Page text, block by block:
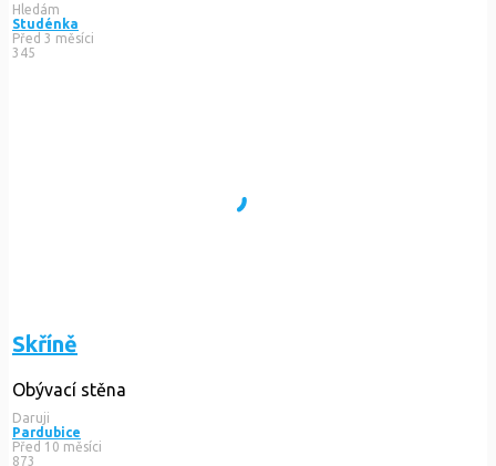
Hledám
Studénka
Před 3 měsíci
345
Skříně
Obývací stěna
Daruji
Pardubice
Před 10 měsíci
873